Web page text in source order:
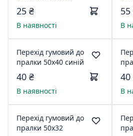
25 ₴
В наявності
55
В
Перехід гумовий до
пралки 50х40 синій
40 ₴
В наявності
40
В
Перехід гумовий до
пралки 50х32